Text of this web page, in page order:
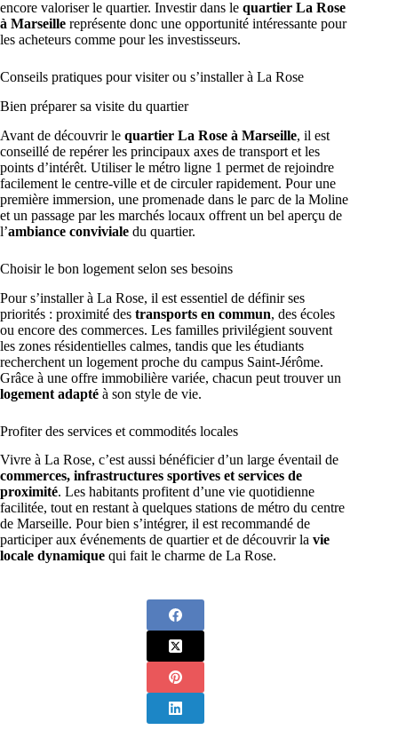
encore valoriser le quartier. Investir dans le quartier La Rose
à Marseille représente donc une opportunité intéressante pour
les acheteurs comme pour les investisseurs.
Conseils pratiques pour visiter ou s’installer à La Rose
Bien préparer sa visite du quartier
Avant de découvrir le quartier La Rose à Marseille, il est
conseillé de repérer les principaux axes de transport et les
points d’intérêt. Utiliser le métro ligne 1 permet de rejoindre
facilement le centre-ville et de circuler rapidement. Pour une
première immersion, une promenade dans le parc de la Moline
et un passage par les marchés locaux offrent un bel aperçu de
l’ambiance conviviale du quartier.
Choisir le bon logement selon ses besoins
Pour s’installer à La Rose, il est essentiel de définir ses
priorités : proximité des transports en commun, des écoles
ou encore des commerces. Les familles privilégient souvent
les zones résidentielles calmes, tandis que les étudiants
recherchent un logement proche du campus Saint-Jérôme.
Grâce à une offre immobilière variée, chacun peut trouver un
logement adapté à son style de vie.
Profiter des services et commodités locales
Vivre à La Rose, c’est aussi bénéficier d’un large éventail de
commerces, infrastructures sportives et services de
proximité. Les habitants profitent d’une vie quotidienne
facilitée, tout en restant à quelques stations de métro du centre
de Marseille. Pour bien s’intégrer, il est recommandé de
participer aux événements de quartier et de découvrir la vie
locale dynamique qui fait le charme de La Rose.